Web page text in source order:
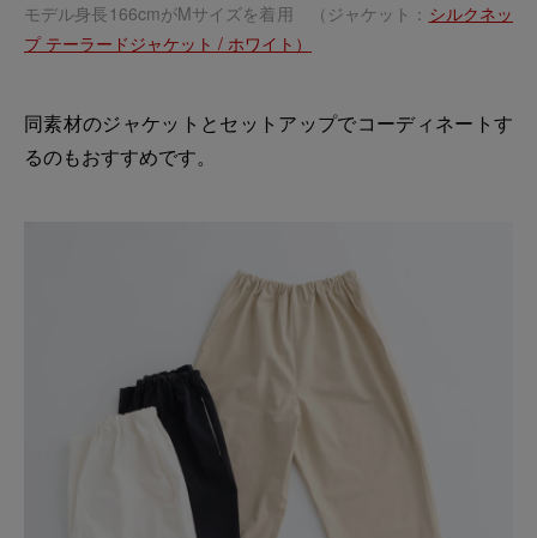
モデル身長166cmがMサイズを着用 （ジャケット： シルクネッ
プ テーラードジャケット / ホワイト）
同素材のジャケットとセットアップでコーディネートす
るのもおすすめです。